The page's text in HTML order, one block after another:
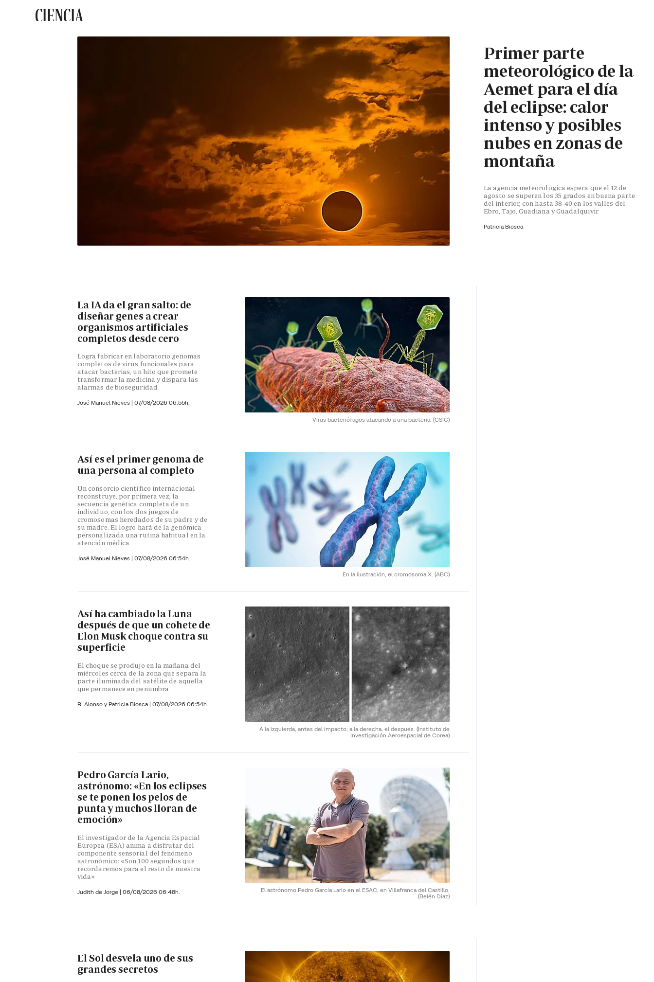
CIENCIA
Primer parte
meteorológico de la
Aemet para el día
del eclipse: calor
intenso y posibles
nubes en zonas de
montaña
La agencia meteorológica espera que el 12 de
agosto se superen los 35 grados en buena parte
del interior, con hasta 38-40 en los valles del
Ebro, Tajo, Guadiana y Guadalquivir
Patricia Biosca
Virus bacteriófagos atacando a una bacteria. (CSIC)
La IA da el gran salto: de
diseñar genes a crear
organismos artificiales
completos desde cero
Logra fabricar en laboratorio genomas
completos de virus funcionales para
atacar bacterias, un hito que promete
transformar la medicina y dispara las
alarmas de bioseguridad
José Manuel Nieves | 07/08/2026 06:55h.
En la ilustración, el cromosoma X. (ABC)
Así es el primer genoma de
una persona al completo
Un consorcio científico internacional
reconstruye, por primera vez, la
secuencia genética completa de un
individuo, con los dos juegos de
cromosomas heredados de su padre y de
su madre. El logro hará de la genómica
personalizada una rutina habitual en la
atención médica
José Manuel Nieves | 07/08/2026 06:54h.
A la izquierda, antes del impacto; a la derecha, el después. (Instituto de
Investigación Aeroespacial de Corea)
Así ha cambiado la Luna
después de que un cohete de
Elon Musk choque contra su
superficie
El choque se produjo en la mañana del
miércoles cerca de la zona que separa la
parte iluminada del satélite de aquella
que permanece en penumbra
R. Alonso y Patricia Biosca | 07/08/2026 06:54h.
El astrónomo Pedro García Lario en el ESAC, en Villafranca del Castillo.
(Belén Díaz)
Pedro García Lario,
astrónomo: «En los eclipses
se te ponen los pelos de
punta y muchos lloran de
emoción»
El investigador de la Agencia Espacial
Europea (ESA) anima a disfrutar del
componente sensorial del fenómeno
astronómico: «Son 100 segundos que
recordaremos para el resto de nuestra
vida»
Judith de Jorge | 06/08/2026 06:48h.
El Sol desvela uno de sus
grandes secretos